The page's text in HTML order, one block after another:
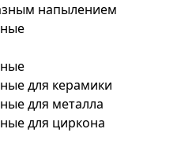
напылением
для керамики
для металла
для циркона